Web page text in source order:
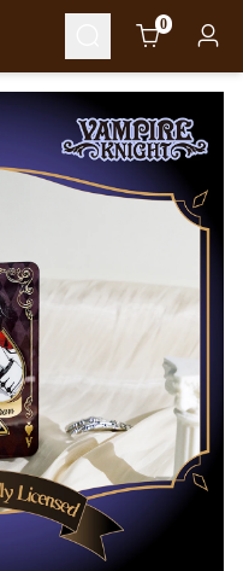
Cart 0